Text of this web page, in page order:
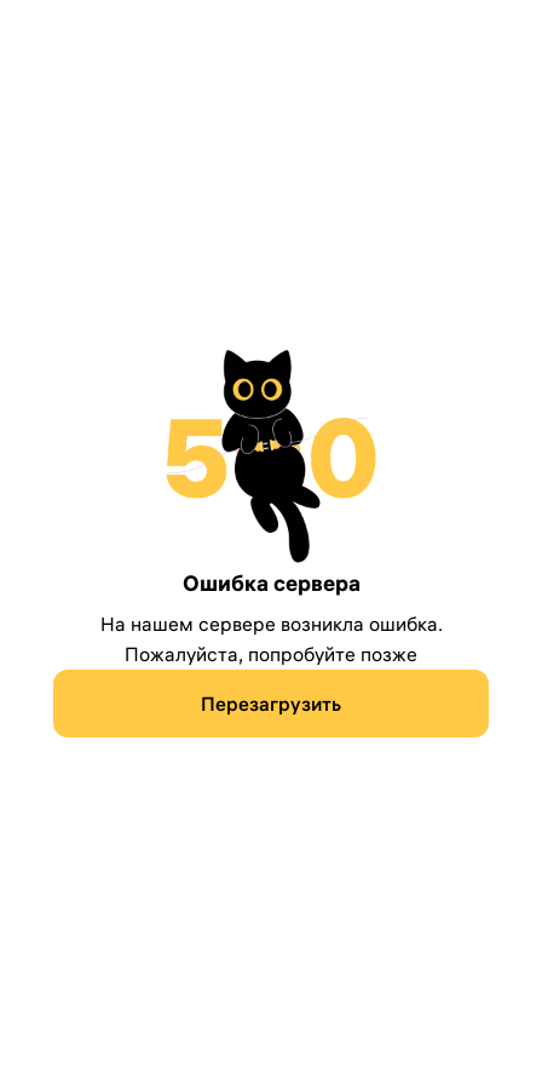
Ошибка сервера
На нашем сервере возникла ошибка.
Пожалуйста, попробуйте позже
Перезагрузить